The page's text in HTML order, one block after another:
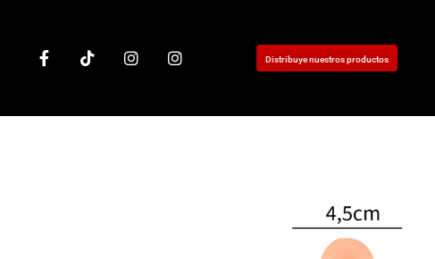
Distribuye nuestros productos